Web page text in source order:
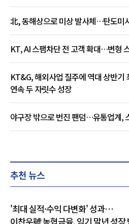
北, 동해상으로 미상 발사체…탄도미
KT, AI 스팸차단 전 고객 확대…변형
KT&G, 해외사업 질주에 역대 상반
연속 두 자릿수 성장
야구장 밖으로 번진 팬덤…유통업계,
추천 뉴스
'최대 실적·수익 다변화' 성과…
이찬우號 농협금융, 임기 말년 성장